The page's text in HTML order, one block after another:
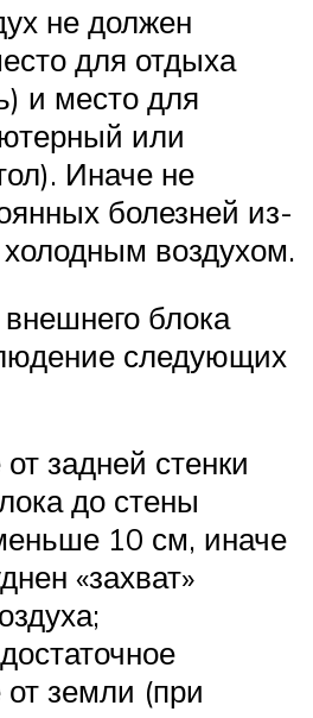
не должен
для отдыха
и место для
или
Иначе не
болезней из-
воздухом.
блока
следующих
задней стенки
до стены
10 см, иначе
«захват»
от земли (при